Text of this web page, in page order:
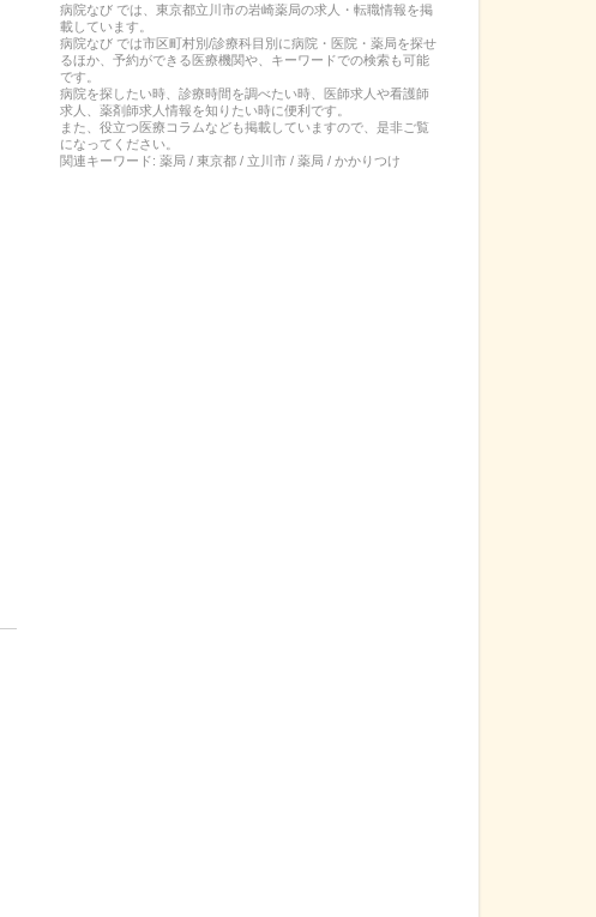
病院なび では、 東京都立川市の岩崎薬局の求人・転職情報を掲
載しています。
病院なび では市区町村別/診療科目別に病院・医院・薬局を探せ
るほか、予約ができる医療機関や、キーワードでの検索も可能
です。
病院を探したい時、診療時間を調べたい時、医師求人や看護師
求人、薬剤師求人情報を知りたい時に便利です。
また、役立つ医療コラムなども掲載していますので、是非ご覧
になってください。
関連キーワード: 薬局 / 東京都 / 立川市 / 薬局 / かかりつけ